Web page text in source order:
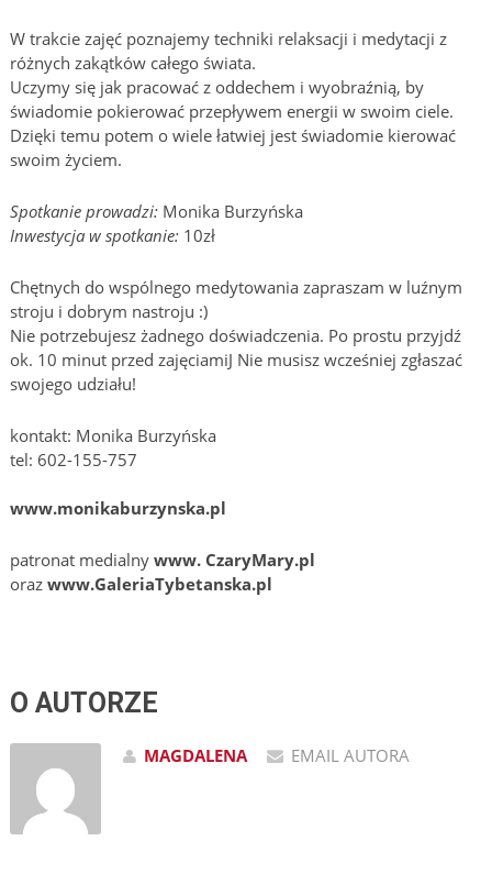
W trakcie zajęć poznajemy techniki relaksacji i medytacji z
różnych zakątków całego świata.
Uczymy się jak pracować z oddechem i wyobraźnią, by
świadomie pokierować przepływem energii w swoim ciele.
Dzięki temu potem o wiele łatwiej jest świadomie kierować
swoim życiem.
Spotkanie prowadzi:Monika Burzyńska
Inwestycja w spotkanie:10zł
Chętnych do wspólnego medytowania zapraszam w luźnym
stroju i dobrym nastroju :)
Nie potrzebujesz żadnego doświadczenia. Po prostu przyjdź
ok. 10 minut przed zajęciamiJ Nie musisz wcześniej zgłaszać
swojego udziału!
kontakt: Monika Burzyńska
tel: 602-155-757
www.monikaburzynska.pl
patronat medialny www. CzaryMary.pl
oraz www.GaleriaTybetanska.pl
O AUTORZE
MAGDALENA EMAIL AUTORA